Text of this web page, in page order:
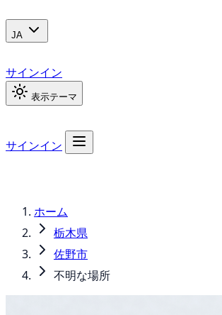
JA
サインイン
表示テーマ
サインイン
ホーム
栃木県
佐野市
不明な場所